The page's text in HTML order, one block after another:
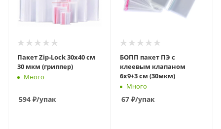
Пакет Zip-Lock 30х40 см
30 мкм (гриппер)
Много
594 ₽/упак
БОПП пакет ПЭ с
клеевым клапаном
6х9+3 см (30мкм)
Много
67₽/упак